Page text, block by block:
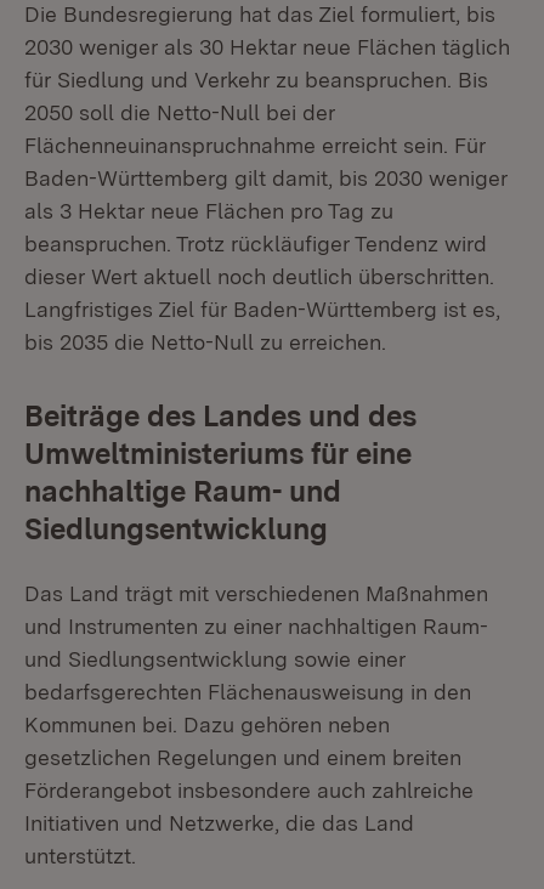
Die Bundesregierung hat das Ziel formuliert, bis
2030 weniger als 30 Hektar neue Flächen täglich
für Siedlung und Verkehr zu beanspruchen. Bis
2050 soll die Netto-Null bei der
Flächenneuinanspruchnahme erreicht sein. Für
Baden-Württemberg gilt damit, bis 2030 weniger
als 3 Hektar neue Flächen pro Tag zu
beanspruchen. Trotz rückläufiger Tendenz wird
dieser Wert aktuell noch deutlich überschritten.
Langfristiges Ziel für Baden-Württemberg ist es,
bis 2035 die Netto-Null zu erreichen.
Beiträge des Landes und des
Umweltministeriums für eine
nachhaltige Raum- und
Siedlungsentwicklung
Das Land trägt mit verschiedenen Maßnahmen
und Instrumenten zu einer nachhaltigen Raum-
und Siedlungsentwicklung sowie einer
bedarfsgerechten Flächenausweisung in den
Kommunen bei. Dazu gehören neben
gesetzlichen Regelungen und einem breiten
Förderangebot insbesondere auch zahlreiche
Initiativen und Netzwerke, die das Land
unterstützt.